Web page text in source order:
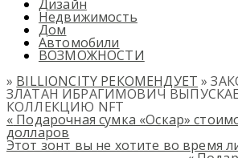
Дизайн
Недвижимость
Дом
Автомобили
ВОЗМОЖНОСТИ
» BILLIONCITY РЕКОМЕНДУЕТ »
ЗЛАТАН ИБРАГИМОВИЧ
КОЛЛЕКЦИЮ NFT
« Подарочная сумка «Оскар»
долларов
Этот зонт вы не хотите во время